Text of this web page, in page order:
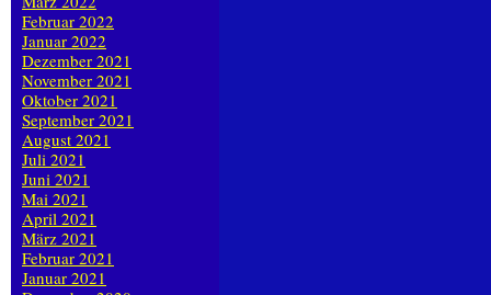
Februar 2022
Januar 2022
Dezember 2021
November 2021
Oktober 2021
September 2021
August 2021
Juli 2021
Juni 2021
Mai 2021
April 2021
März 2021
Februar 2021
Januar 2021